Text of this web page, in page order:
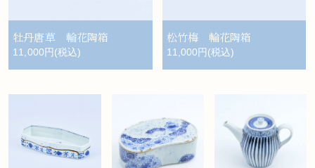
牡丹唐草 輪花陶箱
11,000円(税込)
松竹梅 輪花陶箱
11,000円(税込)